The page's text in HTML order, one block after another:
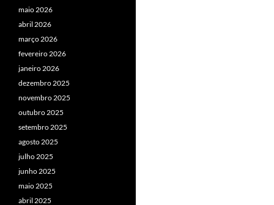
maio 2026
abril 2026
março 2026
fevereiro 2026
janeiro 2026
dezembro 2025
novembro 2025
outubro 2025
setembro 2025
agosto 2025
julho 2025
junho 2025
maio 2025
abril 2025